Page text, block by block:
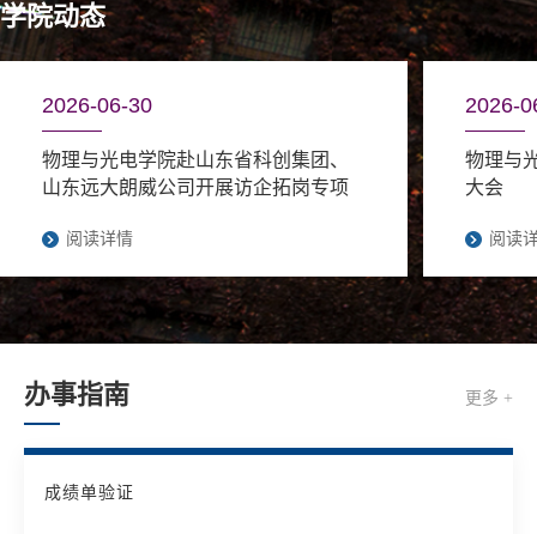
学院动态
2026-06-30
物理与光电学院赴山东省科创集团、
山东远大朗威公司开展访企拓岗专项
阅读详情
2026-
物理与
大会
阅读
办事指南 更多 +
成绩单验证